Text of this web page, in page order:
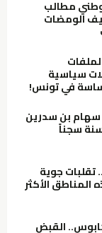
مطالب
الومضات
سياسية
في تونس!
سهام بن سدرين
رغم الحكم بـ25 سنة سجناً
تقلبات جوية
المناطق الأكثر
القبض